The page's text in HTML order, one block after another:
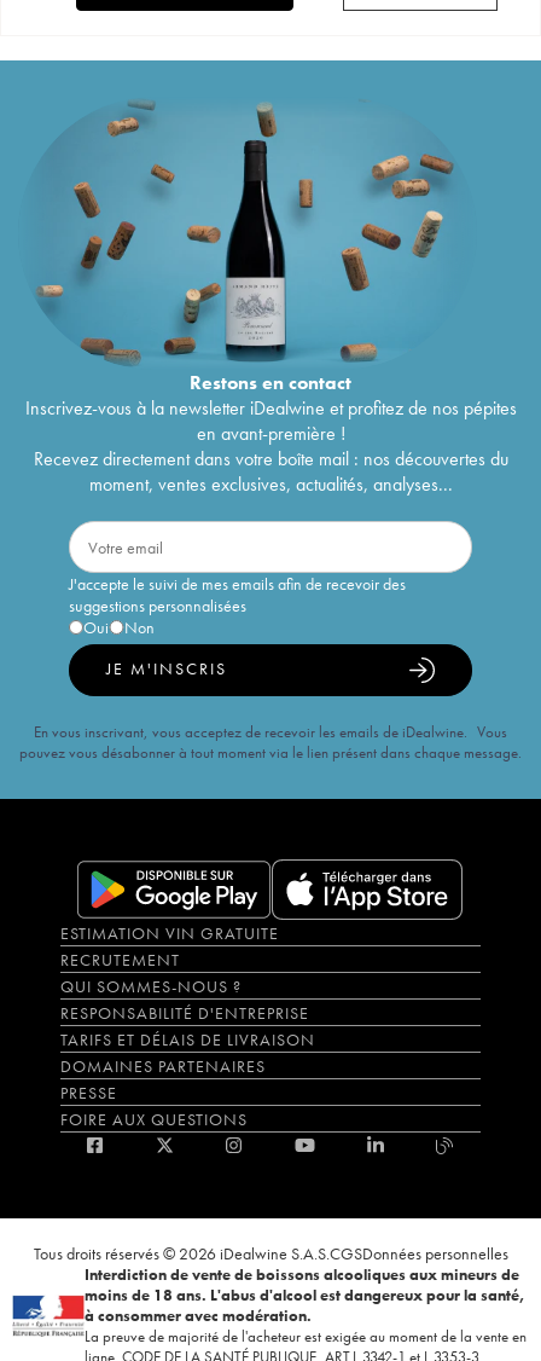
Restons encontact
Inscrivez-vous à la newsletter iDealwine et profitez de nos pépites
en avant-première !
Recevez directement dans votre boîte mail : nos découvertes du
moment, ventes exclusives, actualités, analyses...
J'accepte le suivi de mes emails afin de recevoir des
suggestions personnalisées
Oui
Non
JE M'INSCRIS
En vous inscrivant, vous acceptez de recevoir les emails de iDealwine. Vous
pouvez vous désabonner à tout moment via le lien présent dans chaque message.
ESTIMATION VIN GRATUITE
RECRUTEMENT
QUI SOMMES-NOUS ?
RESPONSABILITÉ D'ENTREPRISE
TARIFS ET DÉLAIS DE LIVRAISON
DOMAINES PARTENAIRES
PRESSE
FOIRE AUX QUESTIONS
Tous droits réservés © 2026 iDealwine S.A.S.CGSDonnées personnelles
Interdiction de vente de boissons alcooliques aux mineurs de
moins de 18 ans. L'abus d'alcool est dangereux pour la santé,
à consommer avec modération.
La preuve de majorité de l'acheteur est exigée au moment de la vente en
ligne. CODE DE LA SANTÉ PUBLIQUE, ART.L.3342-1 et L.3353-3